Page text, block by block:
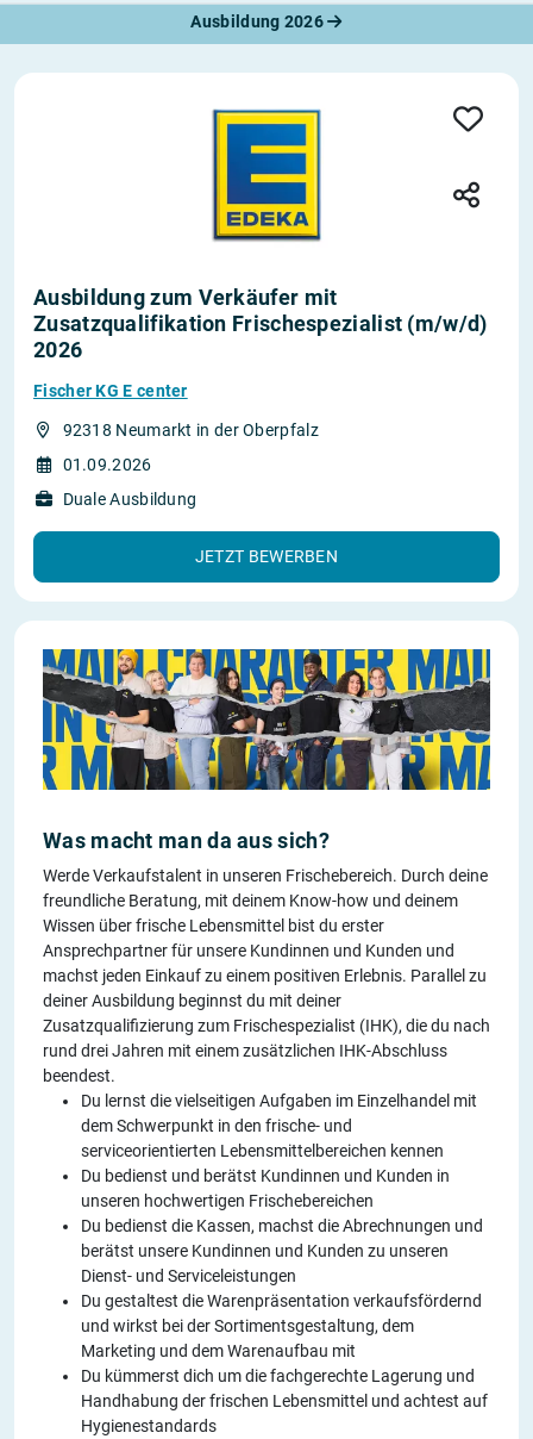
Ausbildung 2026
Ausbildung zum Verkäufer mit
Zusatzqualifikation Frischespezialist (m/w/d)
2026
Fischer KG E center
92318 Neumarkt in der Oberpfalz
01.09.2026
Duale Ausbildung
JETZT BEWERBEN
Was macht man da aus sich?
Werde Verkaufstalent in unseren Frischebereich. Durch deine
freundliche Beratung, mit deinem Know-how und deinem
Wissen über frische Lebensmittel bist du erster
Ansprechpartner für unsere Kundinnen und Kunden und
machst jeden Einkauf zu einem positiven Erlebnis. Parallel zu
deiner Ausbildung beginnst du mit deiner
Zusatzqualifizierung zum Frischespezialist (IHK), die du nach
rund drei Jahren mit einem zusätzlichen IHK-Abschluss
beendest.
Du lernst die vielseitigen Aufgaben im Einzelhandel mit
dem Schwerpunkt in den frische- und
serviceorientierten Lebensmittelbereichen kennen
Du bedienst und berätst Kundinnen und Kunden in
unseren hochwertigen Frischebereichen
Du bedienst die Kassen, machst die Abrechnungen und
berätst unsere Kundinnen und Kunden zu unseren
Dienst- und Serviceleistungen
Du gestaltest die Warenpräsentation verkaufsfördernd
und wirkst bei der Sortimentsgestaltung, dem
Marketing und dem Warenaufbau mit
Du kümmerst dich um die fachgerechte Lagerung und
Handhabung der frischen Lebensmittel und achtest auf
Hygienestandards